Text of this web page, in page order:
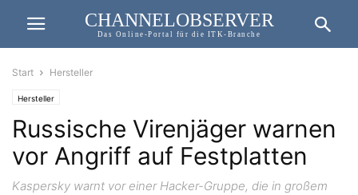
CHANNELOBSERVER
Das Online-Portal für die ITK-Branche
Start Hersteller
Hersteller
Russische Virenjäger warnen
vor Angriff auf Festplatten
Kaspersky warnt vor einer Hacker-Gruppe, die in großem